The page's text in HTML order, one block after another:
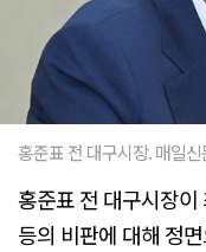
홍준표 전 대구시장. 매일
홍준표 전 대구시장
등의 비판에 대해 정